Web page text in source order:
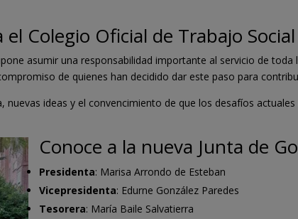
Colegio Oficial de Trabajo
asumir una responsabilidad importante al servicio de
de quienes han decidido dar este paso para
nuevas ideas y el convencimiento de que los desafíos
Conoce a la nueva Junta de
Presidenta: Marisa Arrondo de Esteban
Vicepresidenta: Edurne González Paredes
Tesorera: María Baile Salvatierra